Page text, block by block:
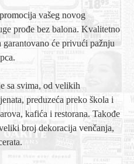
vašeg novog
prođe bez balona. Kvalitetno
garantovano će privući pažnju
sa svima, od velikih
preduzeća preko škola i
kafića i restorana. Takođe
broj dekoracija venčanja,